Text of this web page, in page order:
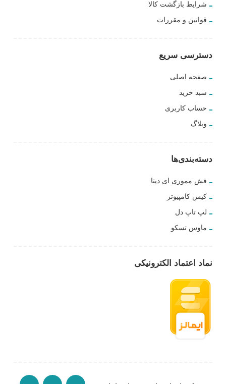
شرایط بازگشت کالا
قوانین و مقررات
دسترسی سریع
صفحه اصلی
سبد خرید
حساب کاربری
وبلاگ
دسته‌بندی‌ها
فش مموری ای دیتا
کیس کامپیوتر
لپ تاپ دل
ماوس تسکو
نماد اعتماد الکترونیکی